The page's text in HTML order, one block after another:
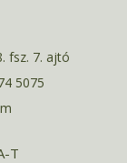
fsz. 7. ajtó
5075
T